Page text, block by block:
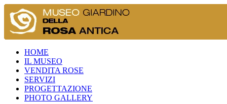
HOME
IL MUSEO
VENDITA ROSE
SERVIZI
PROGETTAZIONE
PHOTO GALLERY